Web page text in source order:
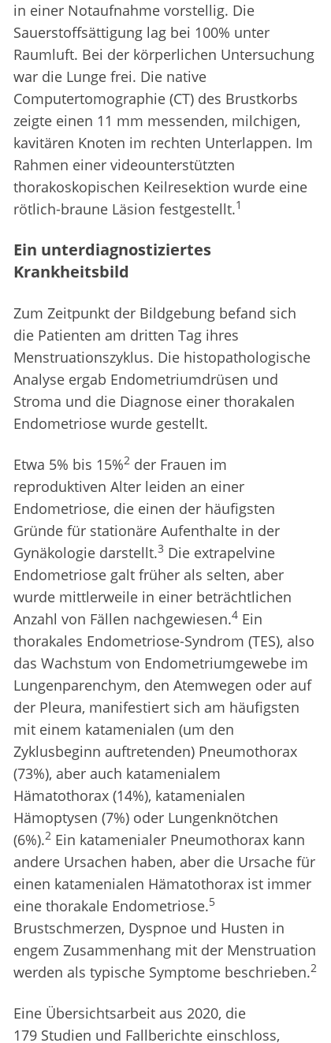
in einer Notaufnahme vorstellig. Die
Sauerstoffsättigung lag bei 100% unter
Raumluft. Bei der körperlichen Untersuchung
war die Lunge frei. Die native
Computertomographie (CT) des Brustkorbs
zeigte einen 11 mm messenden, milchigen,
kavitären Knoten im rechten Unterlappen. Im
Rahmen einer videounterstützten
thorakoskopischen Keilresektion wurde eine
rötlich-braune Läsion festgestellt.1
Ein unterdiagnostiziertes
Krankheitsbild
Zum Zeitpunkt der Bildgebung befand sich
die Patienten am dritten Tag ihres
Menstruationszyklus. Die histopathologische
Analyse ergab Endometriumdrüsen und
Stroma und die Diagnose einer thorakalen
Endometriose wurde gestellt.
Etwa 5% bis 15%2 der Frauen im
reproduktiven Alter leiden an einer
Endometriose, die einen der häufigsten
Gründe für stationäre Aufenthalte in der
Gynäkologie darstellt.3 Die extrapelvine
Endometriose galt früher als selten, aber
wurde mittlerweile in einer beträchtlichen
Anzahl von Fällen nachgewiesen.4 Ein
thorakales Endometriose-Syndrom (TES), also
das Wachstum von Endometriumgewebe im
Lungenparenchym, den Atemwegen oder auf
der Pleura, manifestiert sich am häufigsten
mit einem katamenialen (um den
Zyklusbeginn auftretenden) Pneumothorax
(73%), aber auch katamenialem
Hämatothorax (14%), katamenialen
Hämoptysen (7%) oder Lungenknötchen
(6%).2 Ein katamenialer Pneumothorax kann
andere Ursachen haben, aber die Ursache für
einen katamenialen Hämatothorax ist immer
eine thorakale Endometriose.5
Brustschmerzen, Dyspnoe und Husten in
engem Zusammenhang mit der Menstruation
werden als typische Symptome beschrieben.2
Eine Übersichtsarbeit aus 2020, die
179 Studien und Fallberichte einschloss,